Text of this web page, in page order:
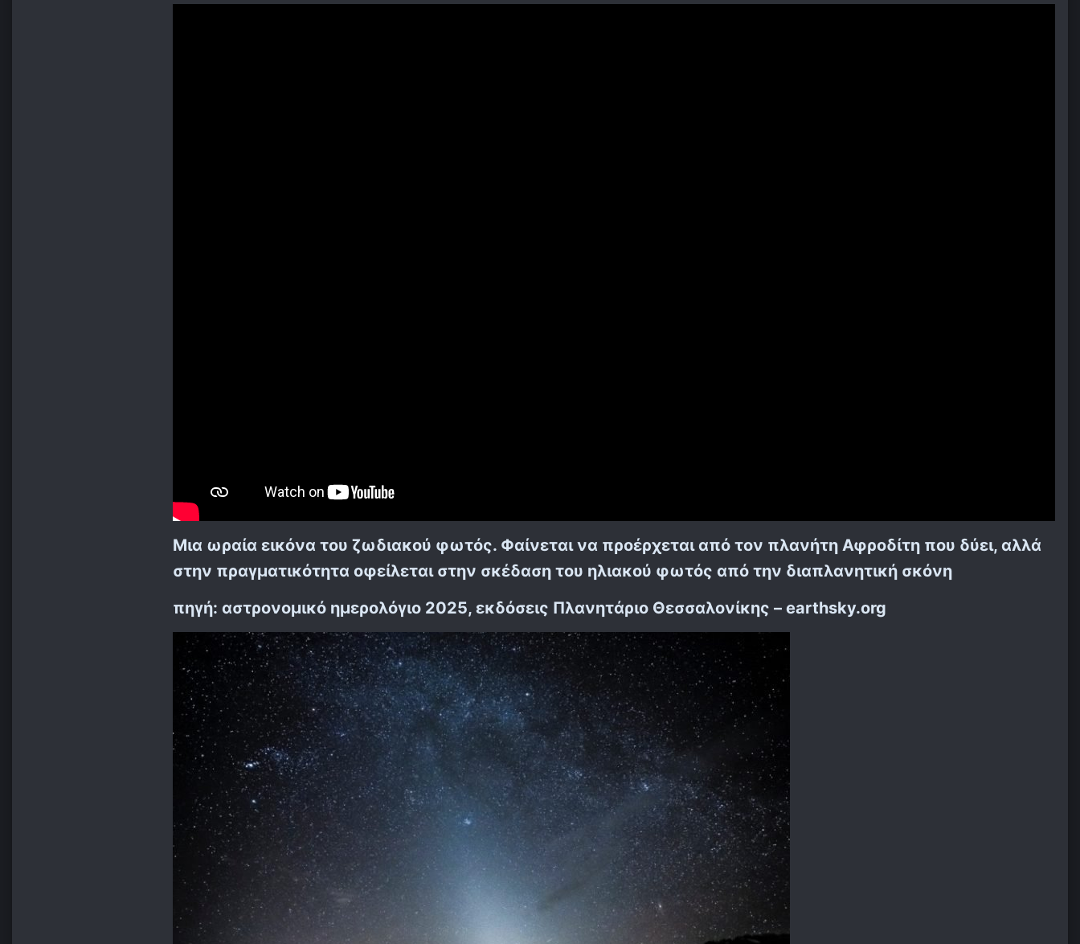
Μια ωραία εικόνα του ζωδιακού φωτός. Φαίνεται να προέρχεται από τον πλανήτη Αφροδίτη που δύει, αλλά
στην πραγματικότητα οφείλεται στην σκέδαση του ηλιακού φωτός από την διαπλανητική σκόνη
πηγή: αστρονομικό ημερολόγιο 2025, εκδόσεις Πλανητάριο Θεσσαλονίκης – earthsky.org